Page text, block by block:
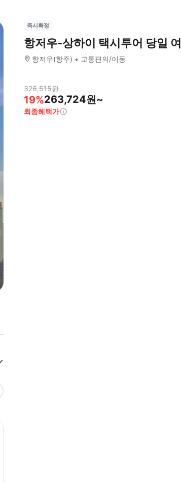
즉시확정
항저우-상하이 택시투어 당일
항저우(항주) 교통편의/이동
326,515원
19%263,724원~
최종혜택가